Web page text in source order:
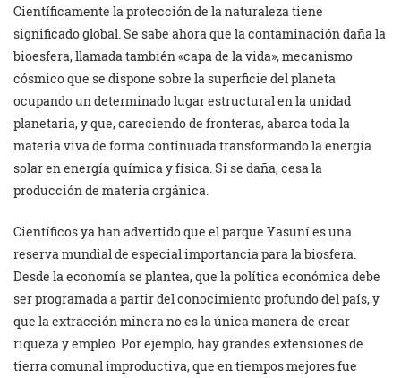
Científicamente la protección de la naturaleza tiene
significado global. Se sabe ahora que la contaminación daña la
bioesfera, llamada también «capa de la vida», mecanismo
cósmico que se dispone sobre la superficie del planeta
ocupando un determinado lugar estructural en la unidad
planetaria, y que, careciendo de fronteras, abarca toda la
materia viva de forma continuada transformando la energía
solar en energía química y física. Si se daña, cesa la
producción de materia orgánica.
Científicos ya han advertido que el parque Yasuní es una
reserva mundial de especial importancia para la biosfera.
Desde la economía se plantea, que la política económica debe
ser programada a partir del conocimiento profundo del país, y
que la extracción minera no es la única manera de crear
riqueza y empleo. Por ejemplo, hay grandes extensiones de
tierra comunal improductiva, que en tiempos mejores fue